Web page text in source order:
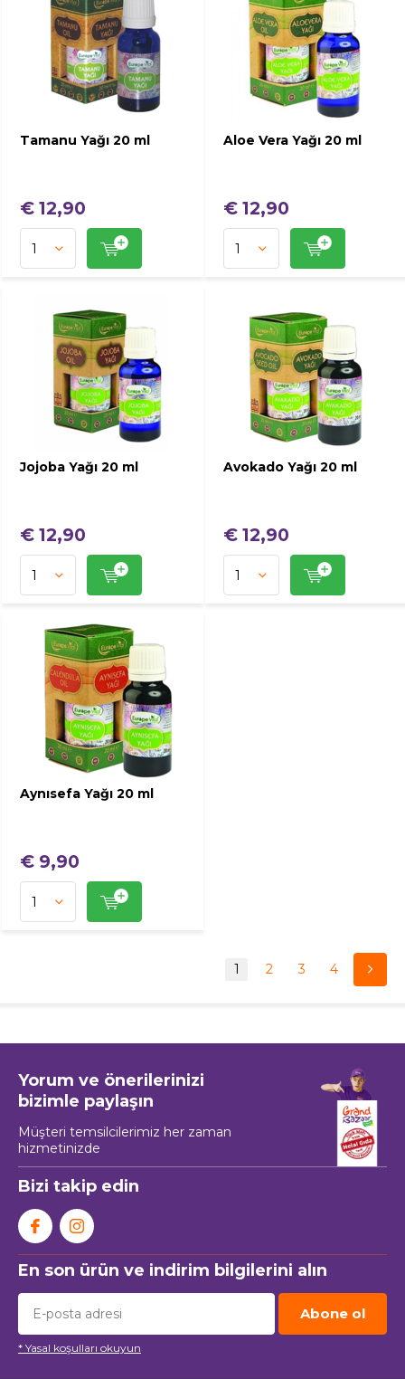
Tamanu Yağı 20 ml
€ 12,90
Aloe Vera Yağı 20 ml
€ 12,90
Jojoba Yağı 20 ml
€ 12,90
Avokado Yağı 20 ml
€ 12,90
Aynısefa Yağı 20 ml
€ 9,90
1 2 3 4
Yorum ve önerilerinizi
bizimle paylaşın
Müşteri temsilcilerimiz her zaman
hizmetinizde
Bizi takip edin
En son ürün ve indirim bilgilerini alın
Abone ol
* Yasal koşulları okuyun